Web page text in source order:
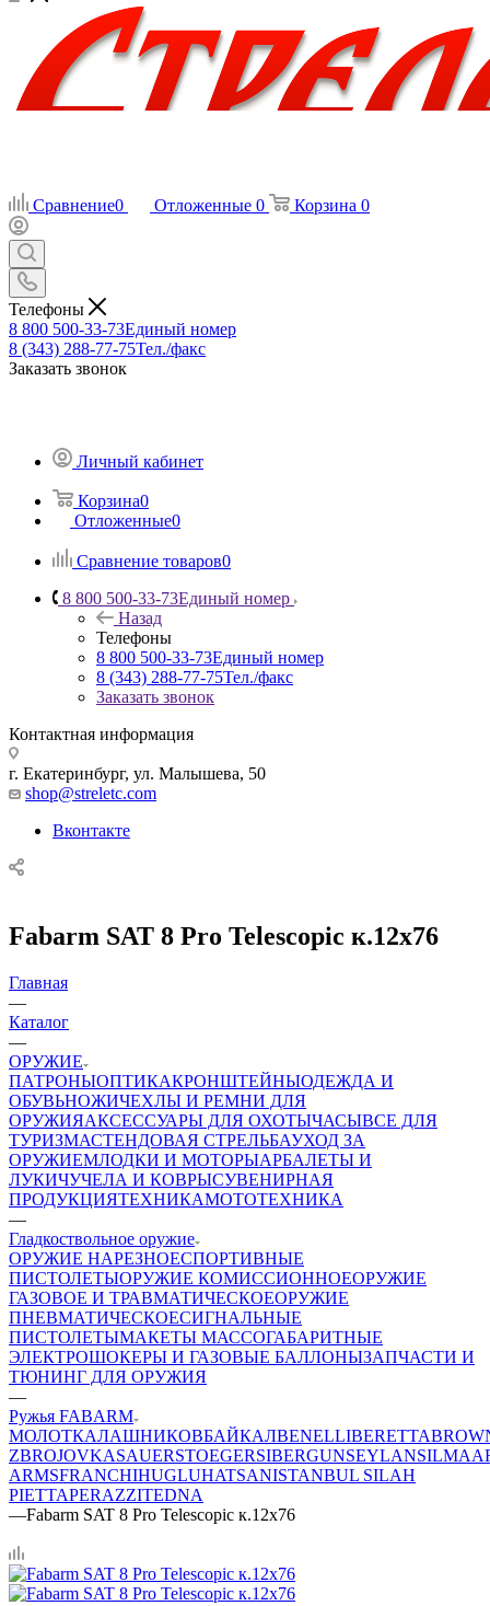
Сравнение0 Отложенные 0 Корзина 0
Телефоны
8 800 500-33-73Единый номер
8 (343) 288-77-75Тел./факс
Заказать звонок
Личный кабинет
Корзина0
Отложенные0
Сравнение товаров0
8 800 500-33-73Единый номер
Назад
Телефоны
8 800 500-33-73Единый номер
8 (343) 288-77-75Тел./факс
Заказать звонок
Контактная информация
г. Екатеринбург, ул. Малышева, 50
shop@streletc.com
Вконтакте
Fabarm SAT 8 Pro Telescopic к.12х76
Главная
—
Каталог
—
ОРУЖИЕ
ПАТРОНЫОПТИКАКРОНШТЕЙНЫОДЕЖДА И
ОБУВЬНОЖИЧЕХЛЫ И РЕМНИ ДЛЯ
ОРУЖИЯАКСЕССУАРЫ ДЛЯ ОХОТЫЧАСЫВСЕ ДЛЯ
ТУРИЗМАСТЕНДОВАЯ СТРЕЛЬБАУХОД ЗА
ОРУЖИЕМЛОДКИ И МОТОРЫАРБАЛЕТЫ И
ЛУКИЧУЧЕЛА И КОВРЫСУВЕНИРНАЯ
ПРОДУКЦИЯТЕХНИКАМОТОТЕХНИКА
—
Гладкоствольное оружие
ОРУЖИЕ НАРЕЗНОЕСПОРТИВНЫЕ
ПИСТОЛЕТЫОРУЖИЕ КОМИССИОННОЕОРУЖИЕ
ГАЗОВОЕ И ТРАВМАТИЧЕСКОЕОРУЖИЕ
ПНЕВМАТИЧЕСКОЕСИГНАЛЬНЫЕ
ПИСТОЛЕТЫМАКЕТЫ МАССОГАБАРИТНЫЕ
ЭЛЕКТРОШОКЕРЫ И ГАЗОВЫЕ БАЛЛОНЫЗАПЧАСТИ И
ТЮНИНГ ДЛЯ ОРУЖИЯ
—
Ружья FABARM
МОЛОТКАЛАШНИКОВБАЙКАЛBENELLIBERETTA
ZBROJOVKASAUERSTOEGERSIBERGUNSEYLANSILMA
ARMSFRANCHIHUGLUHATSANISTANBUL SILAH
PIETTAPERAZZITEDNA
—Fabarm SAT 8 Pro Telescopic к.12х76